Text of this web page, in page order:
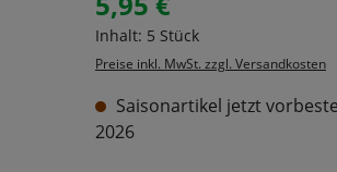
Inhalt: 5 Stück
Preise inkl. MwSt. zzgl. Versandkosten
Saisonartikel jetzt
2026